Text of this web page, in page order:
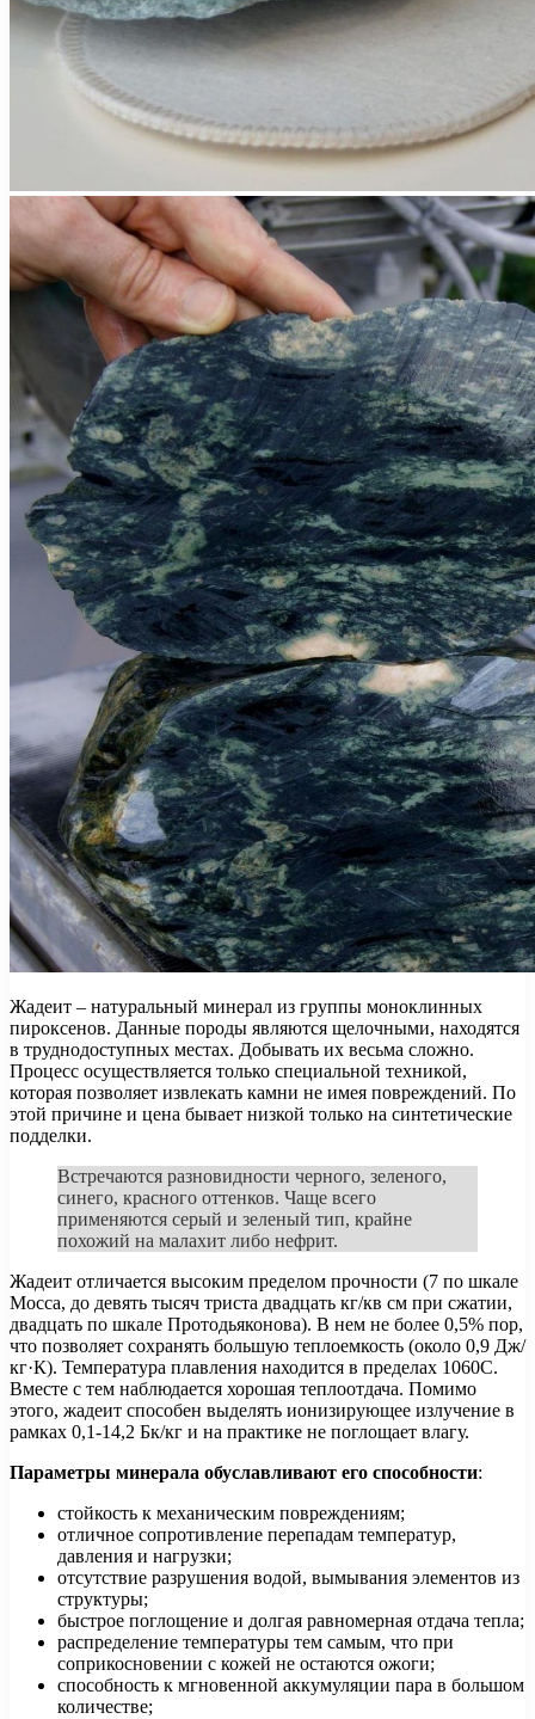
Жадеит – натуральный минерал из группы моноклинных
пироксенов. Данные породы являются щелочными, находятся
в труднодоступных местах. Добывать их весьма сложно.
Процесс осуществляется только специальной техникой,
которая позволяет извлекать камни не имея повреждений. По
этой причине и цена бывает низкой только на синтетические
подделки.
Встречаются разновидности черного, зеленого,
синего, красного оттенков. Чаще всего
применяются серый и зеленый тип, крайне
похожий на малахит либо нефрит.
Жадеит отличается высоким пределом прочности (7 по шкале
Мосса, до девять тысяч триста двадцать кг/кв см при сжатии,
двадцать по шкале Протодьяконова). В нем не более 0,5% пор,
что позволяет сохранять большую теплоемкость (около 0,9 Дж/
кг·К). Температура плавления находится в пределах 1060С.
Вместе с тем наблюдается хорошая теплоотдача. Помимо
этого, жадеит способен выделять ионизирующее излучение в
рамках 0,1-14,2 Бк/кг и на практике не поглощает влагу.
Параметры минерала обуславливают его способности:
стойкость к механическим повреждениям;
отличное сопротивление перепадам температур,
давления и нагрузки;
отсутствие разрушения водой, вымывания элементов из
структуры;
быстрое поглощение и долгая равномерная отдача тепла;
распределение температуры тем самым, что при
соприкосновении с кожей не остаются ожоги;
способность к мгновенной аккумуляции пара в большом
количестве;